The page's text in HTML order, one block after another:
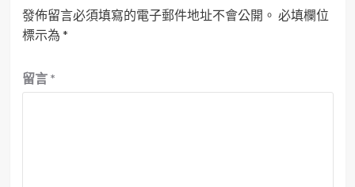
發佈留言必須填寫的電子郵件地址不會公開。 必填欄位
標示為 *
留言 *